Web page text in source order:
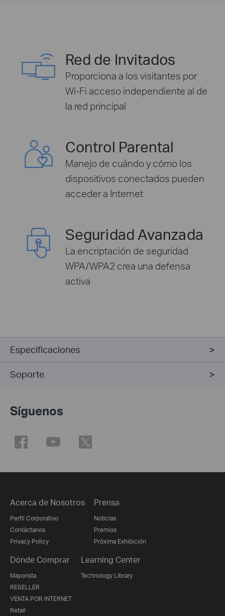
Red de Invitados
Proporciona a los visitantes por
Wi-Fi acceso independiente al de
la red principal
Control Parental
Manejo de cuándo y cómo los
dispositivos conectados pueden
acceder a Internet
Seguridad Avanzada
La encriptación de seguridad
WPA/WPA2 crea una defensa
activa
Especificaciones
Soporte
Síguenos
Acerca de Nosotros
Perfil Corporativo
Contáctanos
Privacy Policy
Prensa
Noticias
Premios
Próxima Exhibición
Dónde Comprar
Mayorista
RESELLER
VENTA POR INTERNET
Retail
Learning Center
Technology Library